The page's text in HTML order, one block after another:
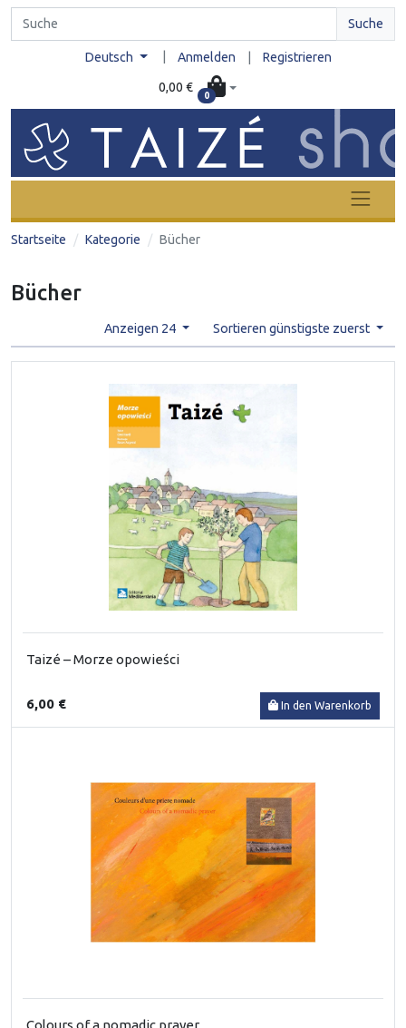
Suche
Deutsch Anmelden Registrieren
0,00 €
0
Startseite Kategorie Bücher
Bücher
Anzeigen 24 Sortieren günstigste zuerst
Taizé – Morze opowieści
6,00 € In den Warenkorb
Colours of a nomadic prayer